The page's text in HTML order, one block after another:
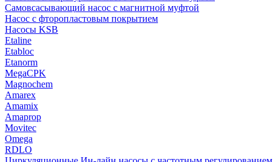
Самовсасывающий насос с магнитной муфтой
Насос с фторопластовым покрытием
Насосы KSB
Etaline
Etabloc
Etanorm
MegaCPK
Magnochem
Amarex
Amamix
Amaprop
Movitec
Omega
RDLO